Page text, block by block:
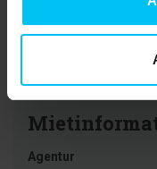
Agentur